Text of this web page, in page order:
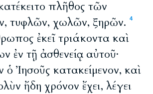
πλῆθος τῶν
τυφλῶν, χωλῶν, ξηρῶν.
4
ἐκεῖ τριάκοντα καὶ
ἐν τῇ ἀσθενείᾳ αὐτοῦ·
ὁ Ἰησοῦς κατακείμενον, καὶ
ἤδη χρόνον ἔχει, λέγει